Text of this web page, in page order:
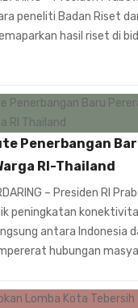
peneliti Badan Riset
hasil riset di
Penerbangan
RI-Thailand
– Presiden RI
peningkatan
antara Indonesia
hubungan